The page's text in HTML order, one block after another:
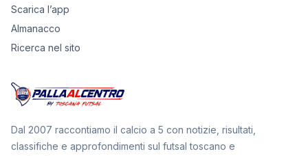
Scarica l’app
Almanacco
Ricerca nel sito
Dal 2007 raccontiamo il calcio a 5 con notizie, risultati,
classifiche e approfondimenti sul futsal toscano e